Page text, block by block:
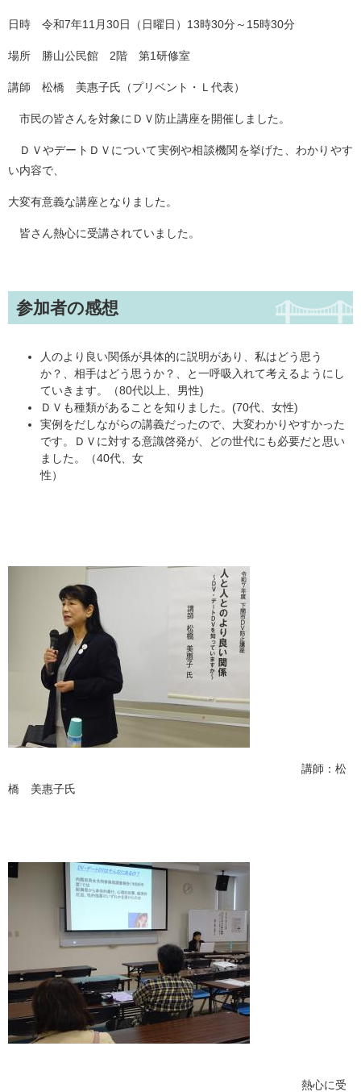
日時 令和7年11月30日（日曜日）13時30分～15時30分
場所 勝山公民館 2階 第1研修室
講師 松橋 美惠子氏（プリベント・Ｌ代表）
市民の皆さんを対象にＤＶ防止講座を開催しました。
ＤＶやデートＤＶについて実例や相談機関を挙げた、わかりやす
い内容で、
大変有意義な講座となりました。
皆さん熱心に受講されていました。
参加者の感想
人のより良い関係が具体的に説明があり、私はどう思う
か？、相手はどう思うか？、と一呼吸入れて考えるようにし
ていきます。（80代以上、男性)
ＤＶも種類があることを知りました。(70代、女性)
実例をだしながらの講義だったので、大変わかりやすかった
です。ＤＶに対する意識啓発が、どの世代にも必要だと思い
ました。（40代、女
性）
講師：松
橋 美惠子氏
熱心に受